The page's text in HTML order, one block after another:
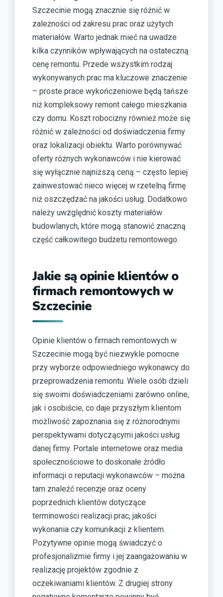
Szczecinie mogą znacznie się różnić w
zależności od zakresu prac oraz użytych
materiałów. Warto jednak mieć na uwadze
kilka czynników wpływających na ostateczną
cenę remontu. Przede wszystkim rodzaj
wykonywanych prac ma kluczowe znaczenie
– proste prace wykończeniowe będą tańsze
niż kompleksowy remont całego mieszkania
czy domu. Koszt robocizny również może się
różnić w zależności od doświadczenia firmy
oraz lokalizacji obiektu. Warto porównywać
oferty różnych wykonawców i nie kierować
się wyłącznie najniższą ceną – często lepiej
zainwestować nieco więcej w rzetelną firmę
niż oszczędzać na jakości usług. Dodatkowo
należy uwzględnić koszty materiałów
budowlanych, które mogą stanowić znaczną
część całkowitego budżetu remontowego.
Jakie są opinie klientów o
firmach remontowych w
Szczecinie
Opinie klientów o firmach remontowych w
Szczecinie mogą być niezwykle pomocne
przy wyborze odpowiedniego wykonawcy do
przeprowadzenia remontu. Wiele osób dzieli
się swoimi doświadczeniami zarówno online,
jak i osobiście, co daje przyszłym klientom
możliwość zapoznania się z różnorodnymi
perspektywami dotyczącymi jakości usług
danej firmy. Portale internetowe oraz media
społecznościowe to doskonałe źródło
informacji o reputacji wykonawców – można
tam znaleźć recenzje oraz oceny
poprzednich klientów dotyczące
terminowości realizacji prac, jakości
wykonania czy komunikacji z klientem.
Pozytywne opinie mogą świadczyć o
profesjonalizmie firmy i jej zaangażowaniu w
realizację projektów zgodnie z
oczekiwaniami klientów. Z drugiej strony